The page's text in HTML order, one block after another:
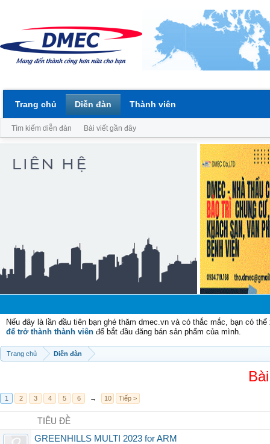
Nếu đây là lần đầu tiên bạn ghé thăm dmec.vn và có thắc mắc, bạn có
để trở thành thành viên để bắt đầu đăng bán sản phẩm của mình.
Trang chủ Diễn đàn
1 2 3 4 5 6 → 10 Tiếp >
TIÊU ĐỀ
GREENHILLS MULTI 2023 for ARM
Trang chủ Diễn đàn
Tìm kiếm diễn đàn Bài viết gần đây
Thành viên